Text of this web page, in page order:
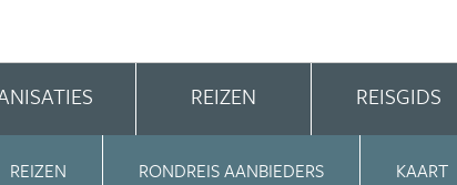
REIZEN REISGIDS
REIZEN RONDREIS AANBIEDERS KAART